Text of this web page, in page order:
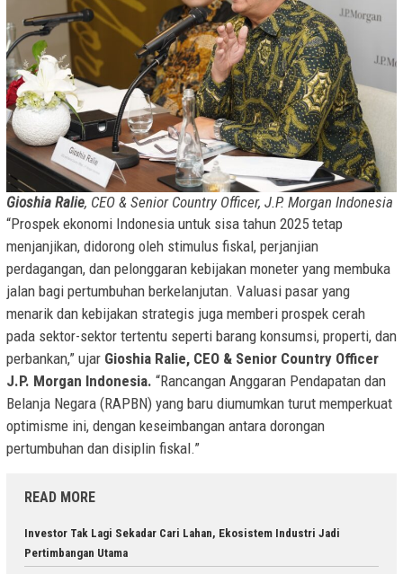
Gioshia Ralie, CEO & Senior Country Officer, J.P. Morgan Indonesia
“Prospek ekonomi Indonesia untuk sisa tahun 2025 tetap
menjanjikan, didorong oleh stimulus fiskal, perjanjian
perdagangan, dan pelonggaran kebijakan moneter yang membuka
jalan bagi pertumbuhan berkelanjutan. Valuasi pasar yang
menarik dan kebijakan strategis juga memberi prospek cerah
pada sektor-sektor tertentu seperti barang konsumsi, properti, dan
perbankan,” ujar Gioshia Ralie, CEO & Senior Country Officer
J.P. Morgan Indonesia. “Rancangan Anggaran Pendapatan dan
Belanja Negara (RAPBN) yang baru diumumkan turut memperkuat
optimisme ini, dengan keseimbangan antara dorongan
pertumbuhan dan disiplin fiskal.”
READ MORE
Investor Tak Lagi Sekadar Cari Lahan, Ekosistem Industri Jadi
Pertimbangan Utama